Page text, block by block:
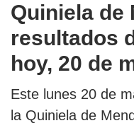
Quiniela de
resultados
hoy, 20 de
Este lunes 20 de
la Quiniela de